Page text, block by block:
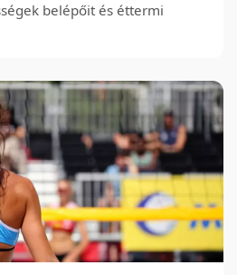
belépőit és éttermi